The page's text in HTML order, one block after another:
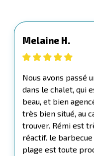
Melaine H.
Nous avons passé
dans le chalet, qui
beau, et bien
très bien situé, au
trouver. Rémi est
réactif. le
plage est toute